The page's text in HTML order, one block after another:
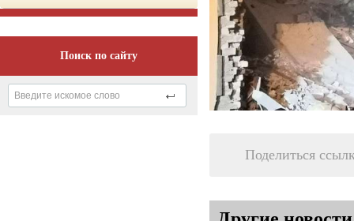
Поиск по сайту
Поделиться